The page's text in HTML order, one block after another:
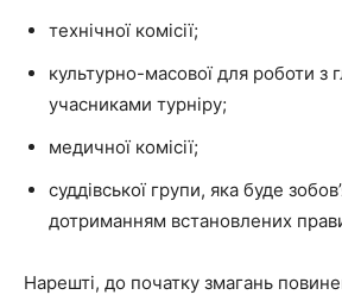
технічної комісії;
культурно-масової для роботи з
учасниками турніру;
медичної комісії;
суддівської групи, яка буде
дотриманням встановлених
Нарешті, до початку змагань